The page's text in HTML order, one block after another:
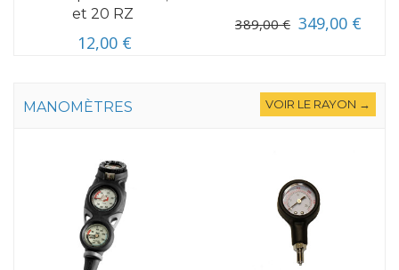
et 20 RZ
12,00 €
389,00 € 349,00 €
MANOMÈTRES VOIR LE RAYON →